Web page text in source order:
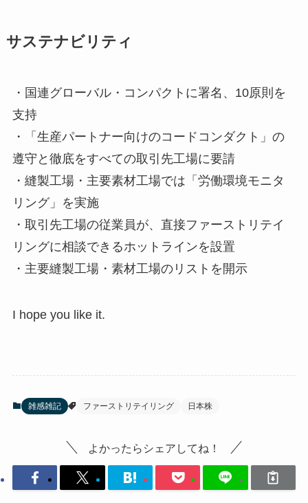
サステナビリティ
・国連グローバル・コンパクトに署名、10原則を
支持
・「生産パートナー向けのコードコンダクト」の
遵守と徹底をすべての取引先工場に要請
・縫製工場・主要素材工場では「労働環境モニタ
リング」を実施
・取引先工場の従業員が、直接ファーストリテイ
リングに相談できるホットラインを設置
・主要縫製工場・素材工場のリストを開示
I hope you like it.
雑感雑記 ファーストリテイリング 日本株
よかったらシェアしてね！